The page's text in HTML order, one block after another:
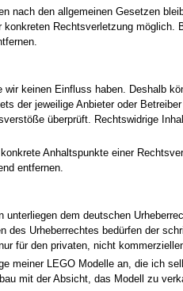
nach den allgemeinen Gesetzen
Rechtsverletzung möglich.
keinen Einfluss haben. Deshalb
der jeweilige Anbieter oder
überprüft. Rechtswidrige
Anhaltspunkte einer
entfernen.
dem deutschen
des Urheberrechtes bedürfen der
für den privaten, nicht
meiner LEGO Modelle an, die ich
mit der Absicht, das Modell zu